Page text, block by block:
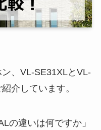
、VL-SE31XLとVL-
介しています。
の違いは何ですか」